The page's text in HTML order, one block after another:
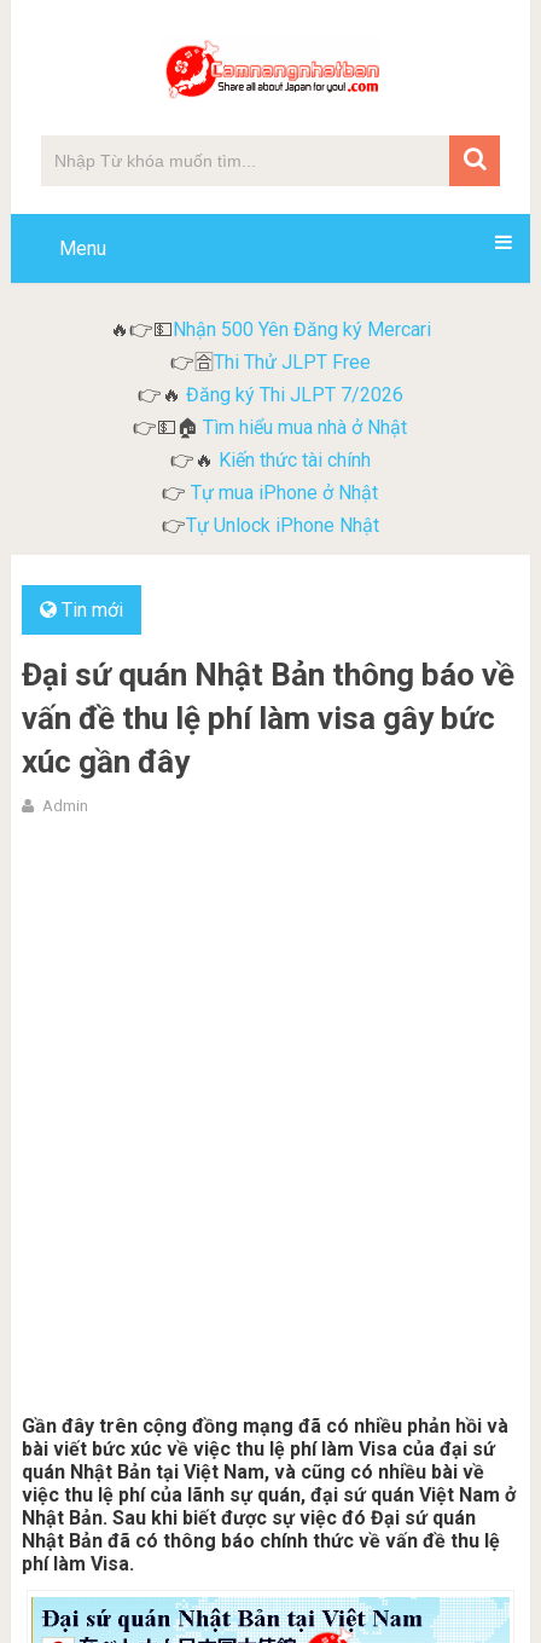
Menu
🔥👉💵Nhận 500 Yên Đăng ký Mercari
👉🈴Thi Thử JLPT Free
👉🔥 Đăng ký Thi JLPT 7/2026
👉💵🏠Tìm hiểu mua nhà ở Nhật
👉🔥 Kiến thức tài chính
👉 Tự mua iPhone ở Nhật
👉Tự Unlock iPhone Nhật
Tin mới
Đại sứ quán Nhật Bản thông báo về
vấn đề thu lệ phí làm visa gây bức
xúc gần đây
Admin
Gần đây trên cộng đồng mạng đã có nhiều phản hồi và
bài viết bức xúc về việc thu lệ phí làm Visa của đại sứ
quán Nhật Bản tại Việt Nam, và cũng có nhiều bài về
việc thu lệ phí của lãnh sự quán, đại sứ quán Việt Nam ở
Nhật Bản. Sau khi biết được sự việc đó Đại sứ quán
Nhật Bản đã có thông báo chính thức về vấn đề thu lệ
phí làm Visa.